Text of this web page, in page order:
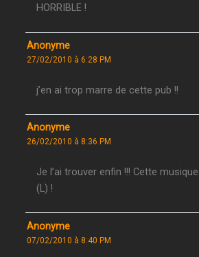
HORRIBLE !
Anonyme
27/02/2010 à 6:28 PM
j’en ai trop marre de cette pub !!
Anonyme
26/02/2010 à 8:36 PM
Je l’ai trouver enfin !!! Cette
(L) !
Anonyme
07/02/2010 à 8:40 PM